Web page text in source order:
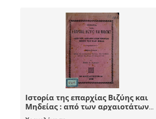
Ιστορία της επαρχίας Βιζύης και
Μηδείας : από των αρχαιοτάτων
χρόνων μέχρι των καθ'ημάς